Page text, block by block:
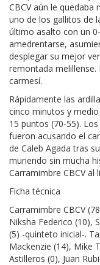
CBCV aún le
uno de los gallitos de
último asalto con un
amedrentarse,
desplegar su mejor
remontada
carmesí.
Rápidamente las
cinco minutos y
15 puntos (70-55).
fueron acusando el
de Caleb Agada tras
muriendo sin mucha
Carramimbre CBCV
Ficha técnica
Carramimbre CBCV
Niksha Federico (10),
(5) -quinteto inicial-.
Mackenzie (14), Mike
Astilleros (0), Juan